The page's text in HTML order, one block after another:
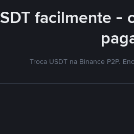
facilmente -
Troca USDT na Binance P2P.